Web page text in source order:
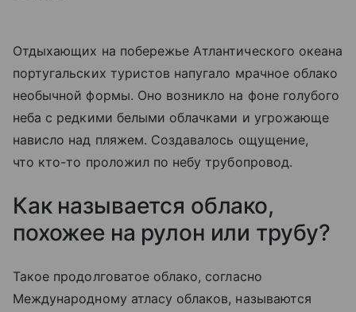
Отдыхающих на побережье Атлантического океана
португальских туристов напугало мрачное облако
необычной формы. Оно возникло на фоне голубого
неба с редкими белыми облачками и угрожающе
нависло над пляжем. Создавалось ощущение,
что кто-то проложил по небу трубопровод.
Как называется облако,
похожее на рулон или трубу?
Такое продолговатое облако, согласно
Международному атласу облаков, называются